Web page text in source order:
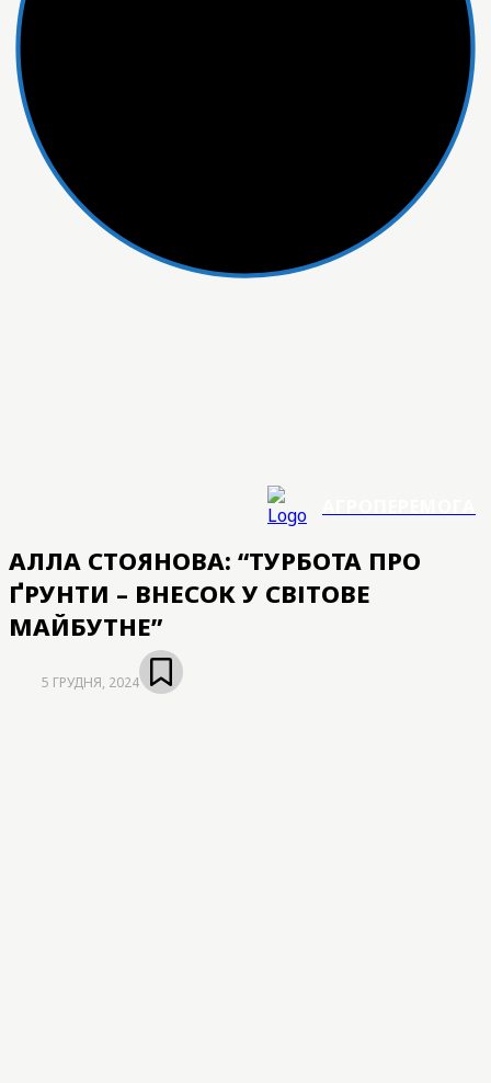
АЛЛА СТОЯНОВА: “ТУРБОТА ПРО
ҐРУНТИ – ВНЕСОК У СВІТОВЕ
МАЙБУТНЕ”
5 ГРУДНЯ, 2024